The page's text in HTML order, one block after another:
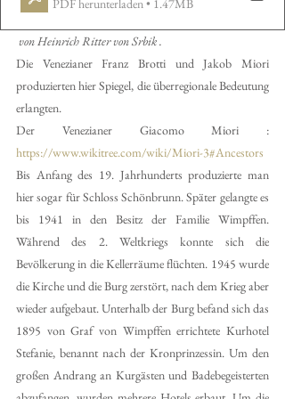
PDF herunterladen • 1.47MB
von Heinrich Ritter von Srbik .
Die Venezianer Franz Brotti und Jakob Miori
produzierten hier Spiegel, die überregionale Bedeutung
erlangten.
https://www.wikitree.com/wiki/Miori-3#Ancestors
Bis Anfang des 19. Jahrhunderts produzierte man
hier sogar für Schloss Schönbrunn. Später gelangte es
bis 1941 in den Besitz der Familie Wimpffen.
Während des 2. Weltkriegs konnte sich die
Bevölkerung in die Kellerräume flüchten. 1945 wurde
die Kirche und die Burg zerstört, nach dem Krieg aber
wieder aufgebaut. Unterhalb der Burg befand sich das
1895 von Graf von Wimpffen errichtete Kurhotel
Stefanie, benannt nach der Kronprinzessin. Um den
großen Andrang an Kurgästen und Badebegeisterten